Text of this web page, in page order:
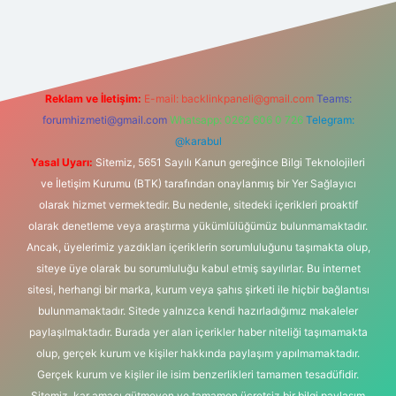
Reklam ve İletişim: E-mail: backlinkpaneli@gmail.com Teams:
forumhizmeti@gmail.com Whatsapp: 0262 606 0 726 Telegram:
@karabul
Yasal Uyarı: Sitemiz, 5651 Sayılı Kanun gereğince Bilgi Teknolojileri
ve İletişim Kurumu (BTK) tarafından onaylanmış bir Yer Sağlayıcı
olarak hizmet vermektedir. Bu nedenle, sitedeki içerikleri proaktif
olarak denetleme veya araştırma yükümlülüğümüz bulunmamaktadır.
Ancak, üyelerimiz yazdıkları içeriklerin sorumluluğunu taşımakta olup,
siteye üye olarak bu sorumluluğu kabul etmiş sayılırlar. Bu internet
sitesi, herhangi bir marka, kurum veya şahıs şirketi ile hiçbir bağlantısı
bulunmamaktadır. Sitede yalnızca kendi hazırladığımız makaleler
paylaşılmaktadır. Burada yer alan içerikler haber niteliği taşımamakta
olup, gerçek kurum ve kişiler hakkında paylaşım yapılmamaktadır.
Gerçek kurum ve kişiler ile isim benzerlikleri tamamen tesadüfidir.